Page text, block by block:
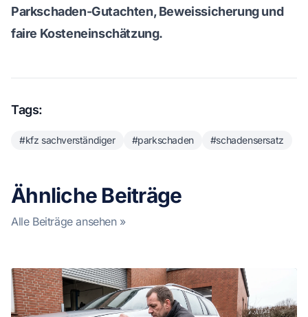
Parkschaden-Gutachten, Beweissicherung und
faire Kosteneinschätzung.
Tags:
#kfz sachverständiger #parkschaden #schadensersatz
Ähnliche Beiträge
Alle Beiträge ansehen »